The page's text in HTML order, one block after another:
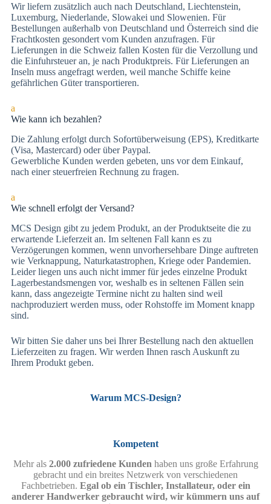
Wir liefern zusätzlich auch nach Deutschland, Liechtenstein,
Luxemburg, Niederlande, Slowakei und Slowenien. Für
Bestellungen außerhalb von Deutschland und Österreich sind die
Frachtkosten gesondert vom Kunden anzufragen. Für
Lieferungen in die Schweiz fallen Kosten für die Verzollung und
die Einfuhrsteuer an, je nach Produktpreis. Für Lieferungen an
Inseln muss angefragt werden, weil manche Schiffe keine
gefährlichen Güter transportieren.
a
Wie kann ich bezahlen?
Die Zah­lung er­folgt durch Sofortüberweisung (EPS), Kre­dit­kar­te
(Vi­sa, Mas­ter­card) oder über Paypal.
Gewerbliche Kunden werden gebeten, uns vor dem Einkauf,
nach einer steuerfreien Rechnung zu fragen.
a
Wie schnell erfolgt der Versand?
MCS Design gibt zu jedem Produkt, an der Produktseite die zu
erwartende Lieferzeit an. Im seltenen Fall kann es zu
Verzögerungen kommen, wenn unvorhersehbare Dinge auftreten
wie Verknappung, Naturkatastrophen, Kriege oder Pandemien.
Leider liegen uns auch nicht immer für jedes einzelne Produkt
Lagerbestandsmengen vor, weshalb es in seltenen Fällen sein
kann, dass angezeigte Termine nicht zu halten sind weil
nachproduziert werden muss, oder Rohstoffe im Moment knapp
sind.
Wir bitten Sie daher uns bei Ihrer Bestellung nach den aktuellen
Lieferzeiten zu fragen. Wir werden Ihnen rasch Auskunft zu
Ihrem Produkt geben.
Warum MCS-Design?
Kompetent
Mehr als 2.000 zufriedene Kunden haben uns große Erfahrung
gebracht und ein breites Netzwerk von verschiedenen
Fachbetrieben. Egal ob ein Tischler, Installateur, oder ein
anderer Handwerker gebraucht wird, wir kümmern uns auf